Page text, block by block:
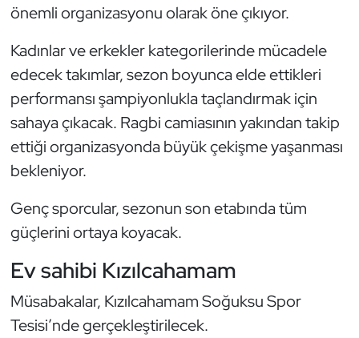
önemli organizasyonu olarak öne çıkıyor.
Kadınlar ve erkekler kategorilerinde mücadele
edecek takımlar, sezon boyunca elde ettikleri
performansı şampiyonlukla taçlandırmak için
sahaya çıkacak. Ragbi camiasının yakından takip
ettiği organizasyonda büyük çekişme yaşanması
bekleniyor.
Genç sporcular, sezonun son etabında tüm
güçlerini ortaya koyacak.
Ev sahibi Kızılcahamam
Müsabakalar, Kızılcahamam Soğuksu Spor
Tesisi’nde gerçekleştirilecek.
Güreş
Halter
Hava Sporları
Hentbol
İşitme Engelli Sporcular
Judo ve Kuraş
Karate